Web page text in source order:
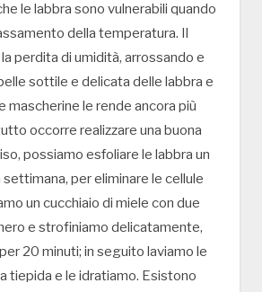
le labbra sono vulnerabili quando
della temperatura. Il
perdita di umidità, arrossando e
sottile e delicata delle labbra e
mascherine le rende ancora più
occorre realizzare una buona
possiamo esfoliare le labbra un
per eliminare le cellule
un cucchiaio di miele con due
e strofiniamo delicatamente,
20 minuti; in seguito laviamo le
tiepida e le idratiamo. Esistono